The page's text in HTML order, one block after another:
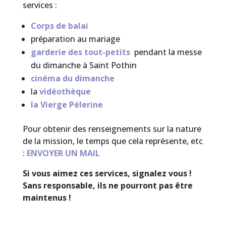
services :
Corps de balai
préparation au mariage
garderie des tout-petitspendant la messe
du dimanche à Saint Pothin
cinéma du dimanche
la vidéothèque
la Vierge Pélerine
Pour obtenir des renseignements sur la nature
de la mission, le temps que cela représente, etc
: ENVOYER UN MAIL
Si vous aimez ces services, signalez vous !
Sans responsable, ils ne pourront pas être
maintenus !